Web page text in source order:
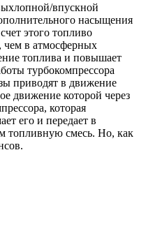
впускной
насыщения
этого топливо
чем в атмосферных
топлива и повышает
турбокомпрессора
приводят в движение
движение которой через
которая
его и передает в
топливную смесь. Но, как